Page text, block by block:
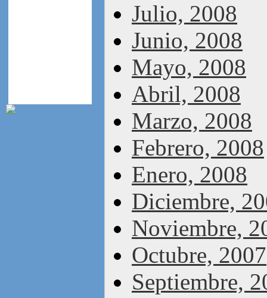
Julio, 2008
Junio, 2008
Mayo, 2008
Abril, 2008
Marzo, 2008
Febrero, 2008
Enero, 2008
Diciembre,
Noviembre,
Octubre, 2007
Septiembre,